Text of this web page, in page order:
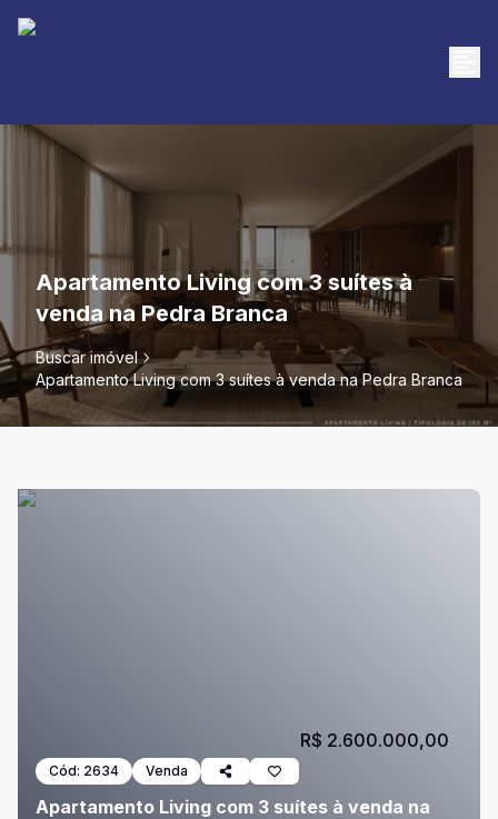
Apartamento Living com 3 suítes à
venda na Pedra Branca
Buscar imóvel
Apartamento Living com 3 suítes à venda na Pedra Branca
Cód: 2634 Venda
Apartamento Living com 3 suítes à venda na
R$ 2.600.000,00